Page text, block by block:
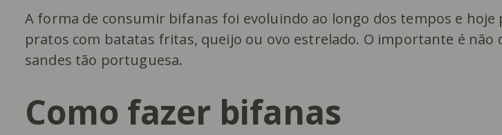
A forma de consumir bifanas foi evoluindo ao longo dos tempos e hoje
pratos com batatas fritas, queijo ou ovo estrelado. O importante é não
sandes tão portuguesa.
Como fazer bifanas